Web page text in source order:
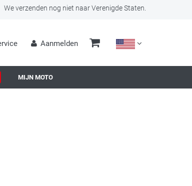
We verzenden nog niet naar Verenigde Staten.
Aanmelden
MIJN MOTO